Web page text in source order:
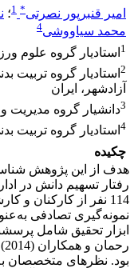
امیر قنبرپور نصرتی*
1؛
محمد سیاووشی4
1 استادیار گروه علوم
2 استادیار گروه تربیت
آزادشهر، ایران
3دانشیار گروه مدیریت
4 استادیار گروه تربیت
چکیده
هدف از این پژوهش
رفتار تسهیم دانش در
114 نفر از کارکنان و
نمونه‌گیری تصادفی
ابزار تحقیق شامل
بود. نظرهای متخصصان